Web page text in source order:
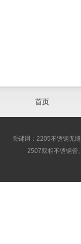
首页
关键词：2205不锈钢无
2507双相不锈钢管